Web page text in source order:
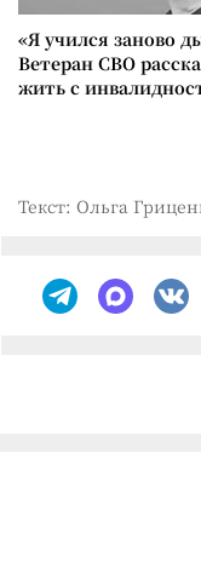
«Я учился заново
Ветеран СВО
жить с
Текст: Ольга